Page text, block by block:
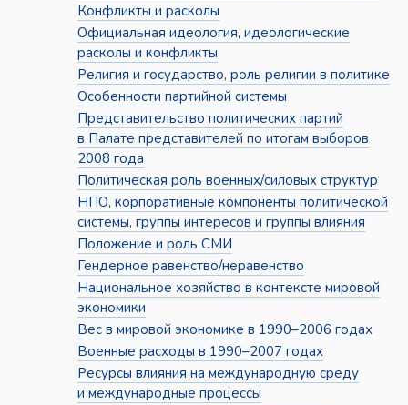
Конфликты и расколы
Официальная идеология, идеологические
расколы и конфликты
Религия и государство, роль религии в политике
Особенности партийной системы
Представительство политических партий
в Палате представителей по итогам выборов
2008 года
Политическая роль военных/силовых структур
НПО, корпоративные компоненты политической
системы, группы интересов и группы влияния
Положение и роль СМИ
Гендерное равенство/неравенство
Национальное хозяйство в контексте мировой
экономики
Вес в мировой экономике в 1990–2006 годах
Военные расходы в 1990–2007 годах
Ресурсы влияния на международную среду
и международные процессы